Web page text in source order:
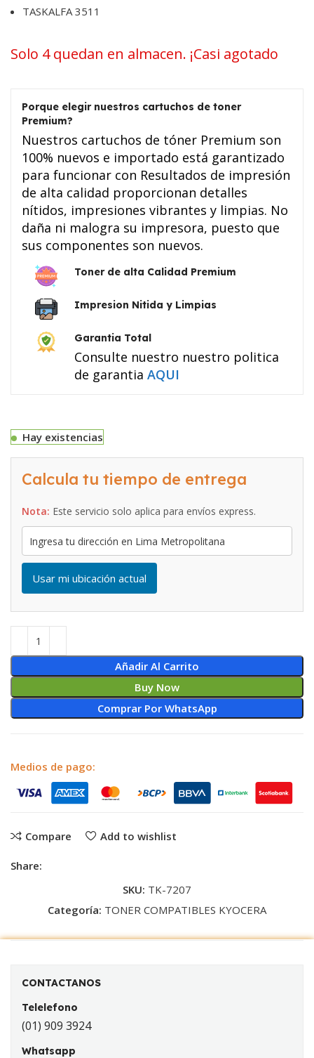
TASKALFA 3511
Solo 4 quedan en almacen. ¡Casi agotado
Porque elegir nuestros cartuchos de toner
Premium?
Nuestros cartuchos de tóner Premium son
100% nuevos e importado está garantizado
para funcionar con Resultados de impresión
de alta calidad proporcionan detalles
nítidos, impresiones vibrantes y limpias. No
daña ni malogra su impresora, puesto que
sus componentes son nuevos.
Toner de alta Calidad Premium
Impresion Nitida y Limpias
Garantia Total
Consulte nuestro nuestro politica
de garantia AQUI
Hay existencias
Calcula tu tiempo de entrega
Nota: Este servicio solo aplica para envíos express.
Usar mi ubicación actual
Añadir Al Carrito
Buy Now
Comprar Por WhatsApp
Medios de pago:
Compare Add to wishlist
Share:
SKU: TK-7207
Categoría: TONER COMPATIBLES KYOCERA
CONTACTANOS
Telelefono
(01) 909 3924
Whatsapp